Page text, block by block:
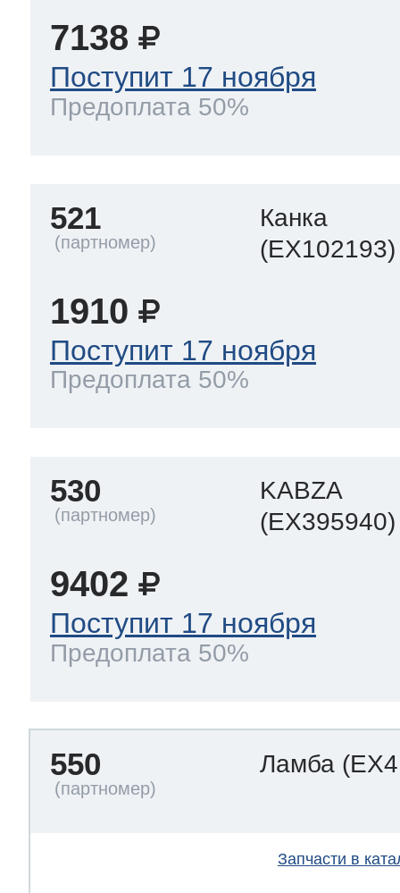
7138
Поступит 17 ноября
Предоплата 50%
521
Канка
(EX102193)
1910
Поступит 17 ноября
Предоплата 50%
530
KABZA
(EX395940)
9402
Поступит 17 ноября
Предоплата 50%
550 Ламба
Запчасти в